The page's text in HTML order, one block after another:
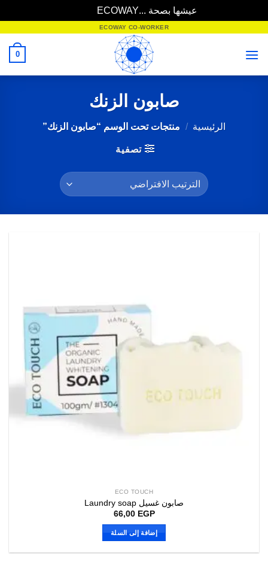
عيشها بصحة ...ECOWAY
ECOWAY CO-WORKER
0
صابون الزنك
الرئيسية / منتجات تحت الوسم “صابون الزنك”
تصفية
ECO TOUCH
صابون غسيل Laundry soap
66,00 EGP
إضافة إلى السلة